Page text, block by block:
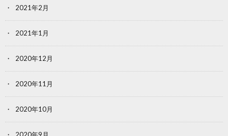
2021年2月
2021年1月
2020年12月
2020年11月
2020年10月